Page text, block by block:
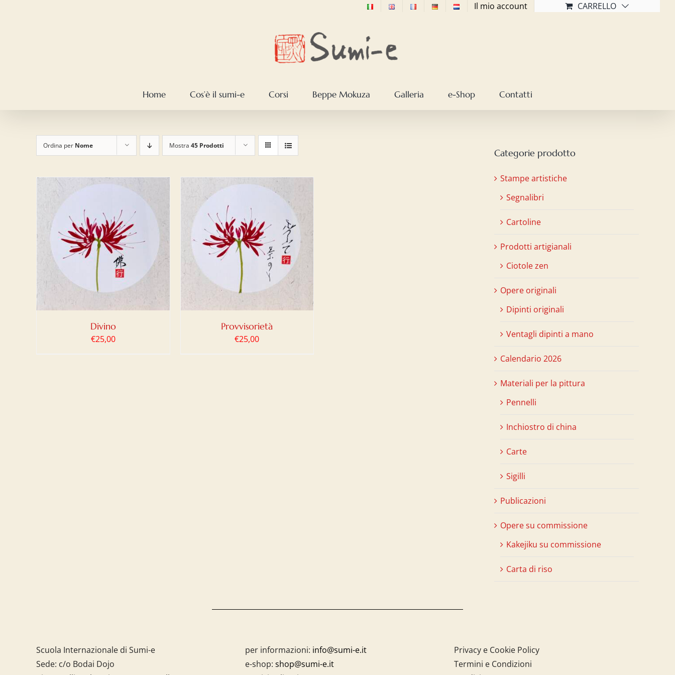
Il mio account CARRELLO
Home Cos’è il sumi-e Corsi Beppe Mokuza Galleria e-Shop Contatti
Ordina per Nome Mostra 45 Prodotti
Divino
€25,00
AGGIUNGI AL CARRELLO
DETTAGLI
Provvisorietà
€25,00
Categorie prodotto
Stampe artistiche
Segnalibri
Cartoline
Prodotti artigianali
Ciotole zen
Opere originali
Dipinti originali
Ventagli dipinti a mano
Calendario 2026
Materiali per la pittura
Pennelli
Inchiostro di china
Carte
Sigilli
Publicazioni
Opere su commissione
Kakejiku su commissione
Carta di riso
Scuola Internazionale di Sumi-e
Sede: c/o Bodai Dojo
per informazioni: info@sumi-e.it
e-shop: shop@sumi-e.it
Privacy e Cookie Policy
Termini e Condizioni